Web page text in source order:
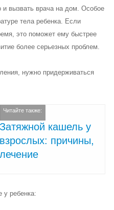
и вызвать врача на дом. Особое
тела ребенка. Если
это поможет ему быстрее
более серьезных проблем.
нужно придерживаться
Читайте также:
Затяжной кашель у
взрослых: причины,
лечение
ребенка: